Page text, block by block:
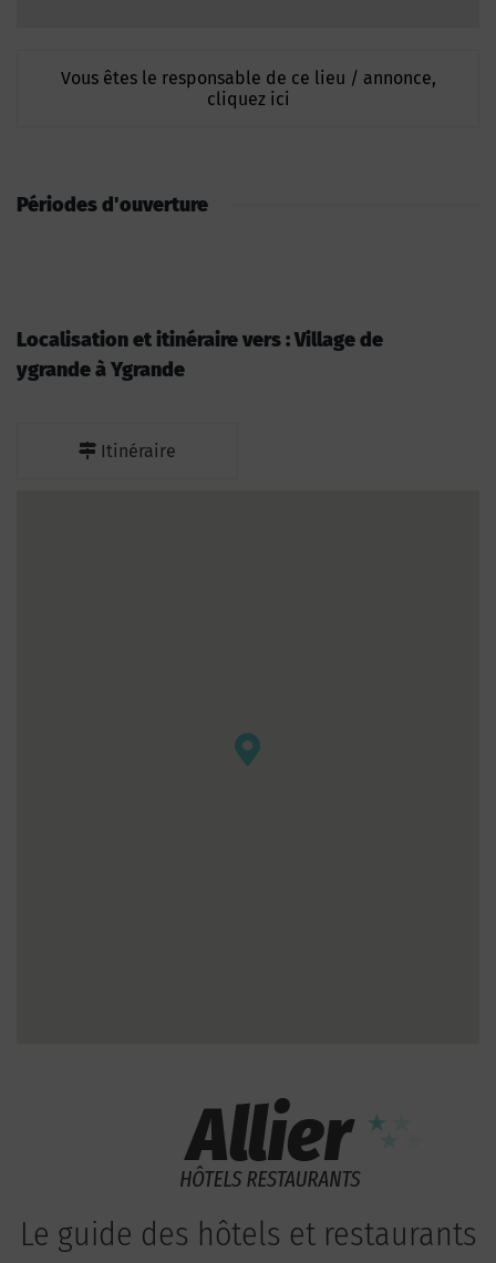
Vous êtes le responsable de ce lieu / annonce,
cliquez ici
Périodes d'ouverture
Localisation et itinéraire vers : Village de
ygrande à Ygrande
Itinéraire
Le guide des hôtels et restaurants